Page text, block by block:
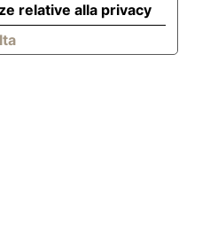
relative alla privacy